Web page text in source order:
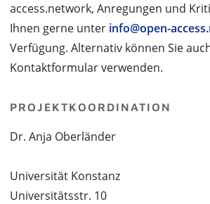
access.network, Anregungen und
Ihnen gerne unter info@open-
Verfügung. Alternativ können Sie
Kontaktformular verwenden.
PROJEKTKOORDINATION
Dr. Anja Oberländer
Universität Konstanz
Universitätsstr. 10